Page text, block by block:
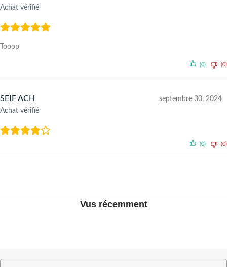
Achat vérifié
Tooop
(0) (0)
SEIF ACH
Achat vérifié
septembre 30, 2024
(0) (0)
Vus récemment